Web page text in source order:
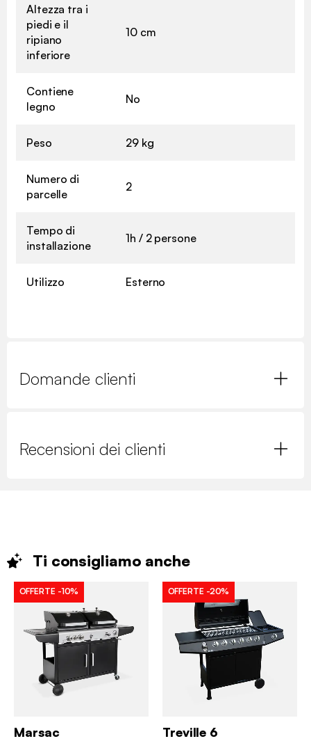
Altezza tra i
piedi e il
ripiano
inferiore
10 cm
Contiene
legno
No
Peso 29 kg
Numero di
parcelle
2
Tempo di
installazione
1h / 2 persone
Utilizzo Esterno
Domande clienti
Recensioni dei clienti
Ti consigliamo anche
OFFERTE -10%
Marsac
OFFERTE -20%
Treville 6